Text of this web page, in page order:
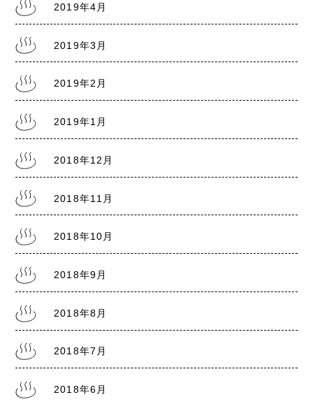
2019年4月
2019年3月
2019年2月
2019年1月
2018年12月
2018年11月
2018年10月
2018年9月
2018年8月
2018年7月
2018年6月